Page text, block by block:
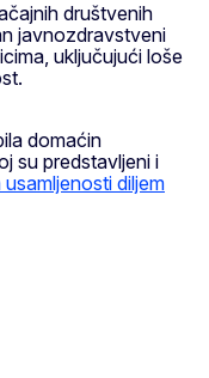
društvenih
javnozdravstveni
uključujući loše
domaćin
su predstavljeni i
diljem